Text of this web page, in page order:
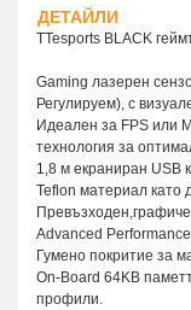
ДЕТАЙЛИ
TTesports BLACK
Gaming лазерен
Регулируем), с
Идеален за FPS или
технология за
1,8 м екраниран USB
Teflon материал като
Advanced
Гумено покритие за
On-Board 64KB
профили.